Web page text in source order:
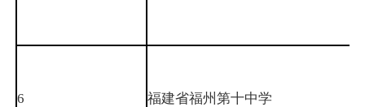
6 福建省福州第十中学